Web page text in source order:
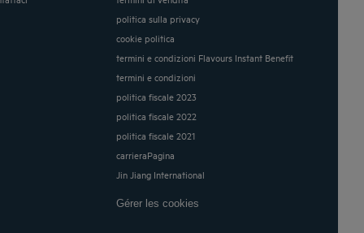
politica sulla privacy
cookie politica
termini e condizioni Flavours Instant Benefit
termini e condizioni
politica fiscale 2023
politica fiscale 2022
politica fiscale 2021
carrieraPagina
Jin Jiang International
Gérer les cookies